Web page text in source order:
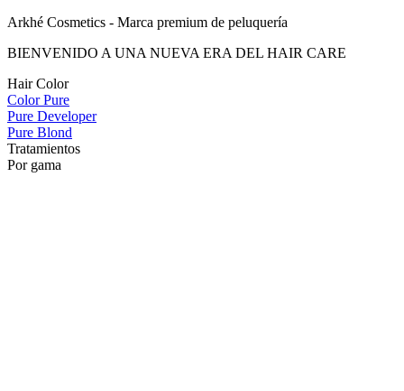
Arkhé Cosmetics - Marca premium de peluquería
BIENVENIDO A UNA NUEVA ERA DEL HAIR CARE
Hair Color
Color Pure
Pure Developer
Pure Blond
Tratamientos
Por gama